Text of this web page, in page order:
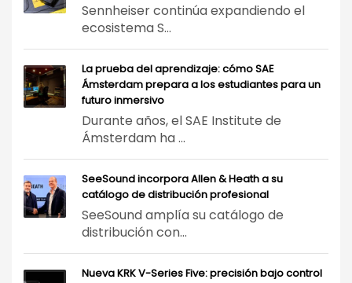
Sennheiser continúa expandiendo el
ecosistema S...
La prueba del aprendizaje: cómo SAE
Ámsterdam prepara a los estudiantes para un
futuro inmersivo
Durante años, el SAE Institute de
Ámsterdam ha ...
SeeSound incorpora Allen & Heath a su
catálogo de distribución profesional
SeeSound amplía su catálogo de
distribución con...
Nueva KRK V-Series Five: precisión bajo control